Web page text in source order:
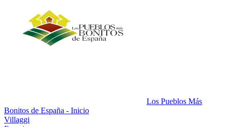
Los Pueblos Más
Bonitos de España - Inicio
Villaggi